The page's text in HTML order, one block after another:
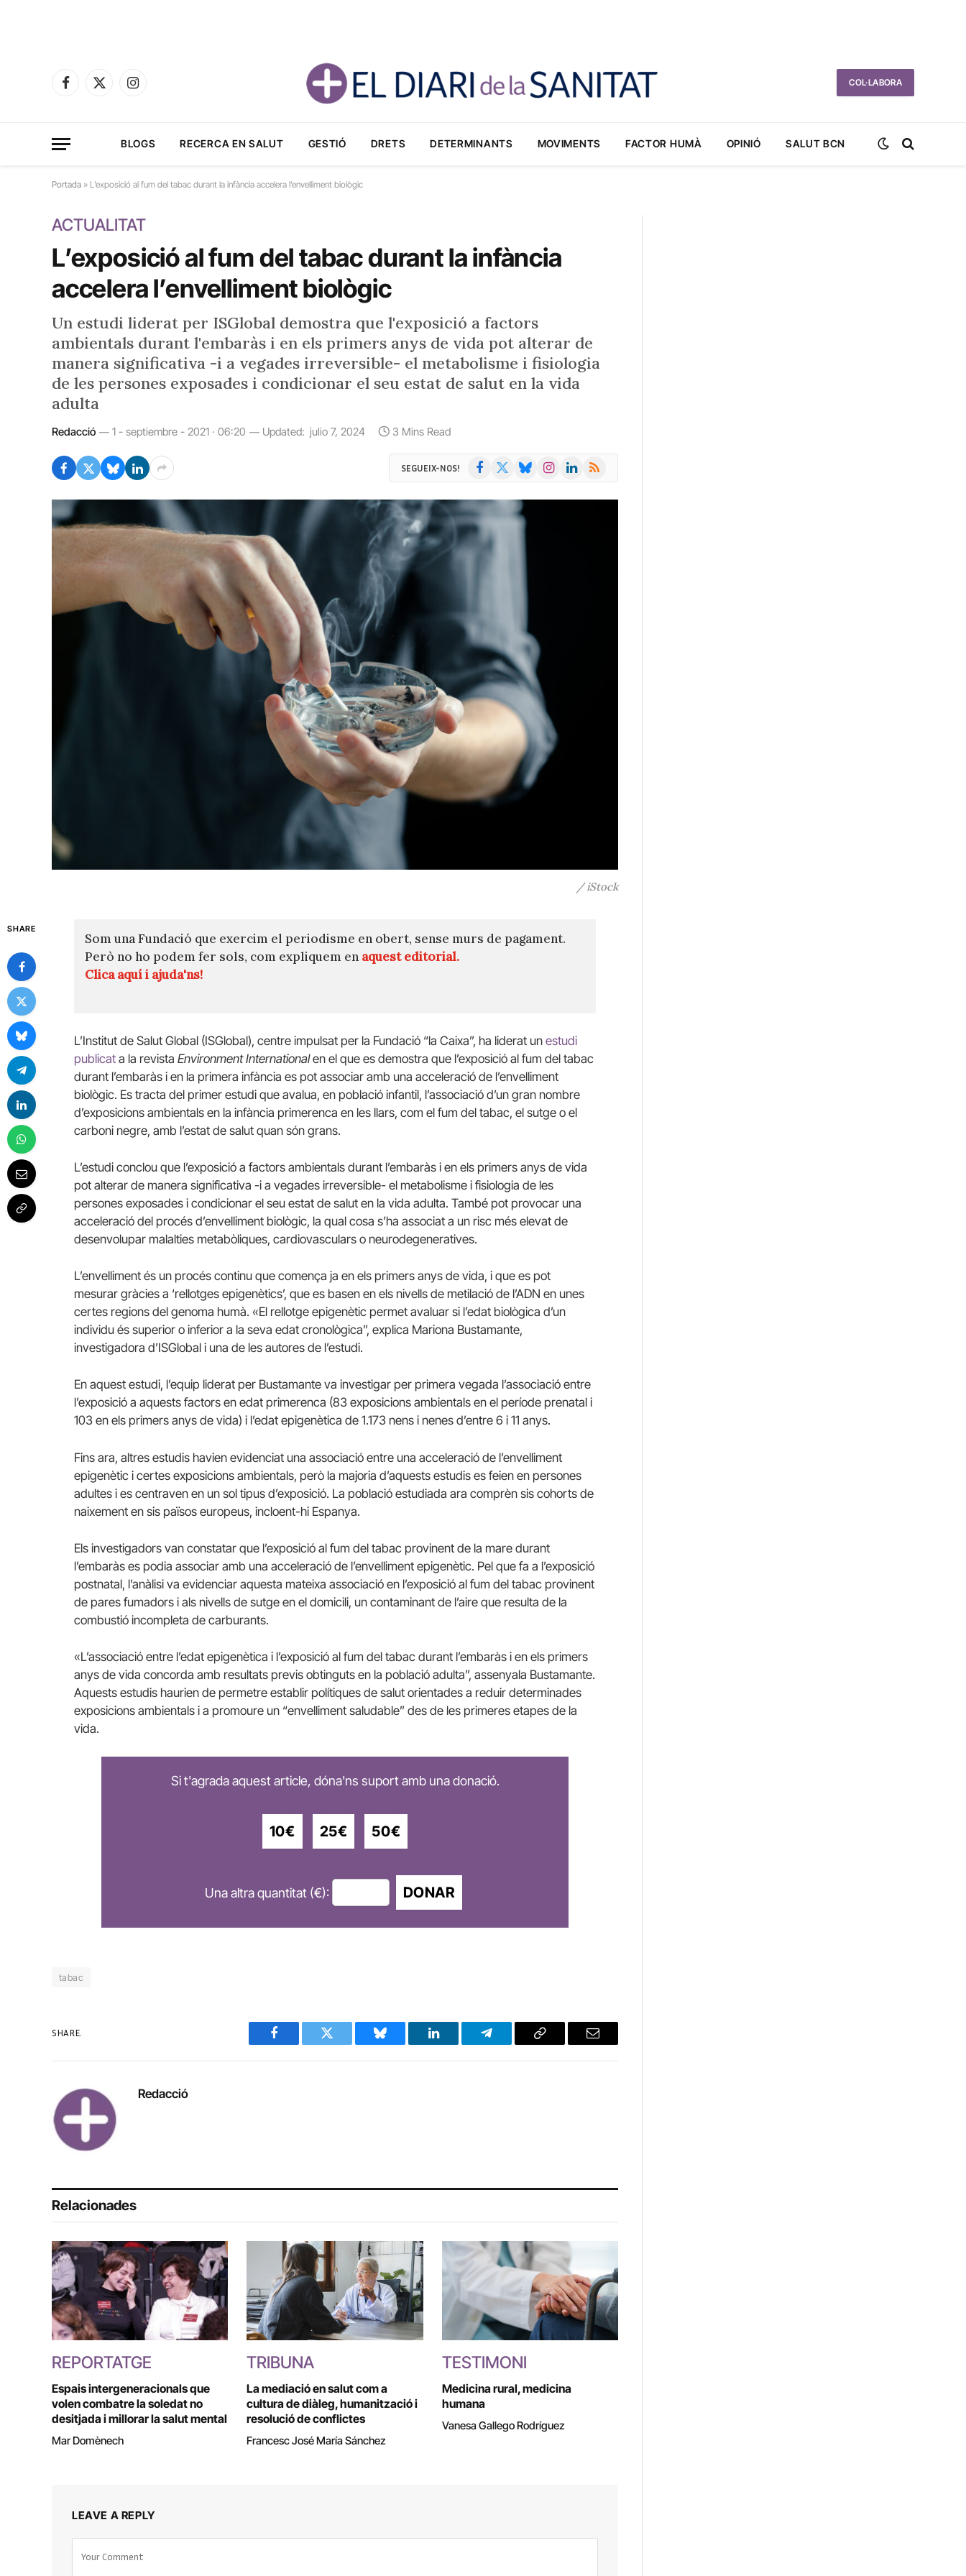
Facebook
X
Instagram
COL·LABORA
BLOGS RECERCA EN SALUT GESTIÓ DRETS DETERMINANTS MOVIMENTS FACTOR HUMÀ OPINIÓ SALUT BCN
Portada » L’exposició al fum del tabac durant la infància accelera l’envelliment biològic
ACTUALITAT
L’exposició al fum del tabac durant la infància
accelera l’envelliment biològic
Un estudi liderat per ISGlobal demostra que l'exposició a factors
ambientals durant l'embaràs i en els primers anys de vida pot alterar de
manera significativa -i a vegades irreversible- el metabolisme i fisiologia
de les persones exposades i condicionar el seu estat de salut en la vida
adulta
Redacció 1 - septiembre - 2021 · 06:20 Updated: julio 7, 2024 3 Mins Read
SEGUEIX-NOS! Facebook BlueskyInstagramLinkedIn
RSS
/ iStock
SHARE
Som una Fundació que exercim el periodisme en obert, sense murs de pagament.
Però no ho podem fer sols, com expliquem en aquest editorial.
Clica aquí i ajuda'ns!
L’Institut de Salut Global (ISGlobal), centre impulsat per la Fundació “la Caixa”, ha liderat un estudi
publicat a la revista Environment Internationalen el que es demostra que l’exposició al fum del tabac
durant l’embaràs i en la primera infància es pot associar amb una acceleració de l’envelliment
biològic. Es tracta del primer estudi que avalua, en població infantil, l’associació d’un gran nombre
d’exposicions ambientals en la infància primerenca en les llars, com el fum del tabac, el sutge o el
carboni negre, amb l’estat de salut quan són grans.
L’estudi conclou que l’exposició a factors ambientals durant l’embaràs i en els primers anys de vida
pot alterar de manera significativa -i a vegades irreversible- el metabolisme i fisiologia de les
persones exposades i condicionar el seu estat de salut en la vida adulta. També pot provocar una
acceleració del procés d’envelliment biològic, la qual cosa s’ha associat a un risc més elevat de
desenvolupar malalties metabòliques, cardiovasculars o neurodegeneratives.
L’envelliment és un procés continu que comença ja en els primers anys de vida, i que es pot
mesurar gràcies a ‘rellotges epigenètics’, que es basen en els nivells de metilació de l’ADN en unes
certes regions del genoma humà. «El rellotge epigenètic permet avaluar si l’edat biològica d’un
individu és superior o inferior a la seva edat cronològica”, explica Mariona Bustamante,
investigadora d’ISGlobal i una de les autores de l’estudi.
En aquest estudi, l’equip liderat per Bustamante va investigar per primera vegada l’associació entre
l’exposició a aquests factors en edat primerenca (83 exposicions ambientals en el període prenatal i
103 en els primers anys de vida) i l’edat epigenètica de 1.173 nens i nenes d’entre 6 i 11 anys.
Fins ara, altres estudis havien evidenciat una associació entre una acceleració de l’envelliment
epigenètic i certes exposicions ambientals, però la majoria d’aquests estudis es feien en persones
adultes i es centraven en un sol tipus d’exposició. La població estudiada ara comprèn sis cohorts de
naixement en sis països europeus, incloent-hi Espanya.
Els investigadors van constatar que l’exposició al fum del tabac provinent de la mare durant
l’embaràs es podia associar amb una acceleració de l’envelliment epigenètic. Pel que fa a l’exposició
postnatal, l’anàlisi va evidenciar aquesta mateixa associació en l’exposició al fum del tabac provinent
de pares fumadors i als nivells de sutge en el domicili, un contaminant de l’aire que resulta de la
combustió incompleta de carburants.
«L’associació entre l’edat epigenètica i l’exposició al fum del tabac durant l’embaràs i en els primers
anys de vida concorda amb resultats previs obtinguts en la població adulta”, assenyala Bustamante.
Aquests estudis haurien de permetre establir polítiques de salut orientades a reduir determinades
exposicions ambientals i a promoure un “envelliment saludable” des de les primeres etapes de la
vida.
Si t'agrada aquest article, dóna'ns suport amb una donació.
10€ 25€ 50€
Una altra quantitat (€): DONAR
tabac
SHARE.
Facebook Twitter Bluesky LinkedIn Telegram Copy
Email
Redacció
Relacionades
REPORTATGE
Espais intergeneracionals que
volen combatre la soledat no
desitjada i millorar la salut mental
Mar Domènech
TRIBUNA
La mediació en salut com a
cultura de diàleg, humanització i
resolució de conflictes
Francesc José María Sánchez
TESTIMONI
Medicina rural, medicina
humana
Vanesa Gallego Rodríguez
LEAVE A REPLY